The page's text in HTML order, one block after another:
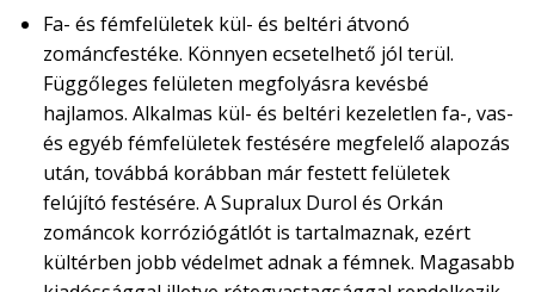
Fa- és fémfelületek kül- és beltéri átvonó
zománcfestéke. Könnyen ecsetelhető jól terül.
Függőleges felületen megfolyásra kevésbé
hajlamos. Alkalmas kül- és beltéri kezeletlen fa-, vas-
és egyéb fémfelületek festésére megfelelő alapozás
után, továbbá korábban már festett felületek
felújító festésére. A Supralux Durol és Orkán
zománcok korróziógátlót is tartalmaznak, ezért
kültérben jobb védelmet adnak a fémnek. Magasabb